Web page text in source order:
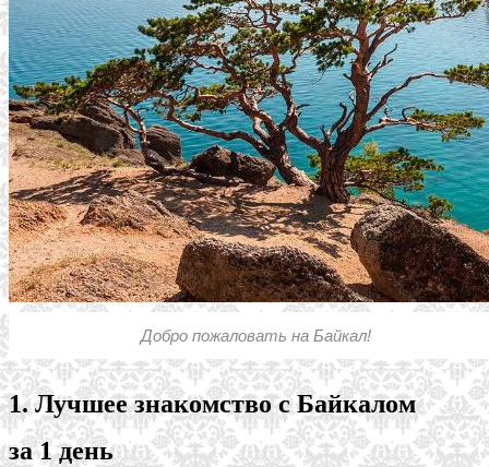
Добро пожаловать на Байкал!
1. Лучшее знакомство с Байкалом
за 1 день